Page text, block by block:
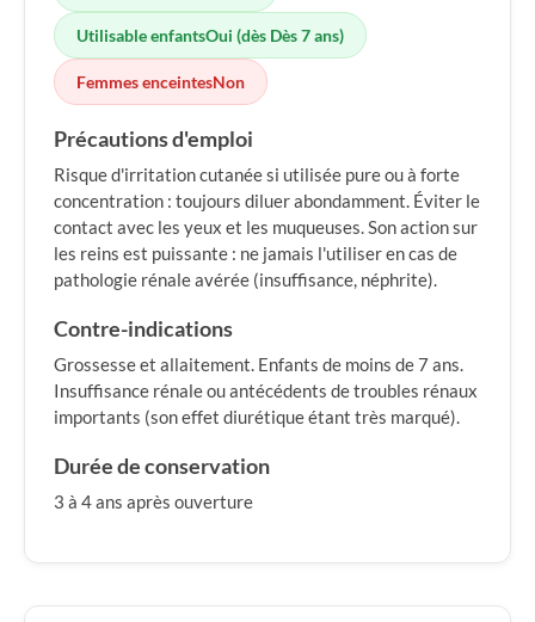
Utilisable enfantsOui (dès Dès 7 ans)
Femmes enceintesNon
Précautions d'emploi
Risque d'irritation cutanée si utilisée pure ou à forte
concentration : toujours diluer abondamment. Éviter le
contact avec les yeux et les muqueuses. Son action sur
les reins est puissante : ne jamais l'utiliser en cas de
pathologie rénale avérée (insuffisance, néphrite).
Contre-indications
Grossesse et allaitement. Enfants de moins de 7 ans.
Insuffisance rénale ou antécédents de troubles rénaux
importants (son effet diurétique étant très marqué).
Durée de conservation
3 à 4 ans après ouverture